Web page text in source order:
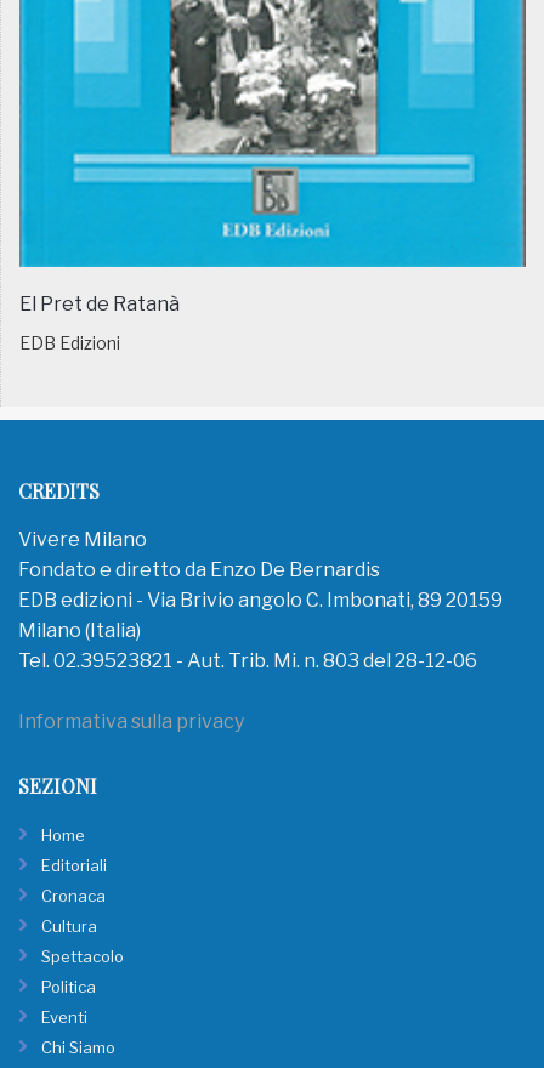
El Pret de Ratanà
EDB Edizioni
CREDITS
Vivere Milano
Fondato e diretto da Enzo De Bernardis
EDB edizioni - Via Brivio angolo C. Imbonati, 89 20159
Milano (Italia)
Tel. 02.39523821 - Aut. Trib. Mi. n. 803 del 28-12-06
Informativa sulla privacy
SEZIONI
Home
Editoriali
Cronaca
Cultura
Spettacolo
Politica
Eventi
Chi Siamo